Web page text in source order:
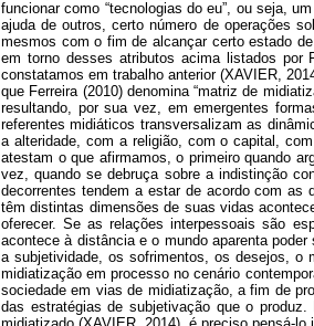
funcionar como “tecnologias do eu”, ou seja,
ajuda de outros, certo número de operações
mesmos com o fim de alcançar certo estado
em torno desses atributos acima listados por
constatamos em trabalho anterior (XAVIER,
que Ferreira (2010) denomina “matriz de
resultando, por sua vez, em emergentes
referentes midiáticos transversalizam as
a alteridade, com a religião, com o capital,
atestam o que afirmamos, o primeiro quando
vez, quando se debruça sobre a indistinção
decorrentes tendem a estar de acordo com
têm distintas dimensões de suas vidas
oferecer. Se as relações interpessoais são
acontece à distância e o mundo aparenta
a subjetividade, os sofrimentos, os desejos, o
midiatização em processo no cenário
sociedade em vias de midiatização, a fim de
das estratégias de subjetivação que o